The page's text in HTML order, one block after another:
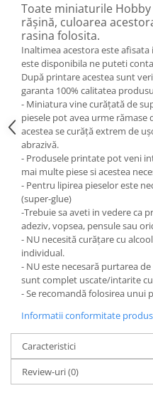
Toate miniaturile
rășină, culoarea
rasina folosita.
Inaltimea acestora este
este disponibila ne puteti
După printare acestea sunt
garanta 100% calitatea
- Miniatura vine curățată de
piesele pot avea urme
acestea se curăță extrem de
abrazivă.
- Produsele printate pot veni
mai multe piese si acestea
- Pentru lipirea pieselor este
(super-glue)
-Trebuie sa aveti in vedere ca
adeziv, vopsea, pensule sau
- NU necesită curățare cu
individual.
- NU este necesară purtarea
sunt complet uscate/intarite
- Se recomandă folosirea
Informatii conformitate produs
Caracteristici
Review-uri(0)